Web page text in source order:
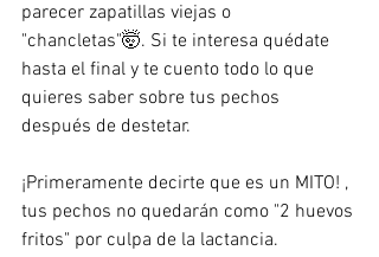
parecer zapatillas viejas o
"chancletas"🤯. Si te interesa quédate
hasta el final y te cuento todo lo que
quieres saber sobre tus pechos
después de destetar.
¡Primeramente decirte que es un MITO! ,
tus pechos no quedarán como "2 huevos
fritos" por culpa de la lactancia.